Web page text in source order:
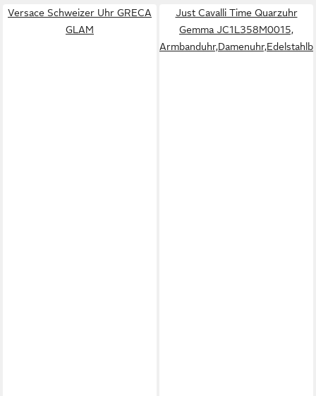
Versace Schweizer Uhr GRECA
GLAM
Just Cavalli Time Quarzuhr
Gemma JC1L358M0015,